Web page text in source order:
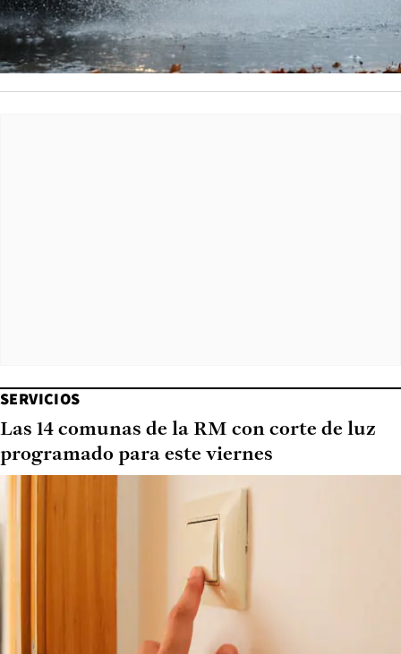
SERVICIOS
Las 14 comunas de la RM con corte de luz
programado para este viernes